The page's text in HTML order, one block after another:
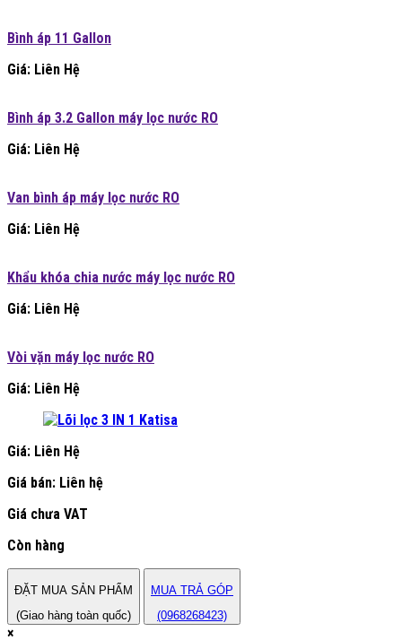
Bình áp 11 Gallon
Giá: Liên Hệ
Bình áp 3.2 Gallon máy lọc nước RO
Giá: Liên Hệ
Van bình áp máy lọc nước RO
Giá: Liên Hệ
Khẩu khóa chia nước máy lọc nước RO
Giá: Liên Hệ
Vòi vặn máy lọc nước RO
Giá: Liên Hệ
Giá: Liên Hệ
Giá bán: Liên hệ
Giá chưa VAT
Còn hàng
ĐẶT MUA SẢN PHẨM
(Giao hàng toàn quốc)
MUA TRẢ GÓP
(0968268423)
×